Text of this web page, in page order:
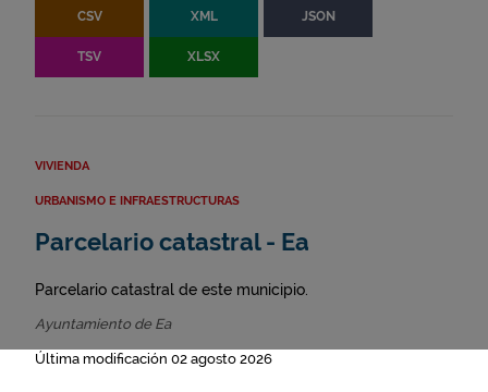
CSV XML JSON
TSV XLSX
VIVIENDA
URBANISMO E INFRAESTRUCTURAS
Parcelario catastral - Ea
Parcelario catastral de este municipio.
Ayuntamiento de Ea
Última modificación 02 agosto 2026